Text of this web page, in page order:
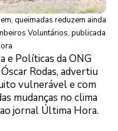
queimadas reduzem ainda
Voluntários, publicada
e Políticas da ONG
Rodas, advertiu
vulnerável e com
mudanças no clima
jornal Última Hora.